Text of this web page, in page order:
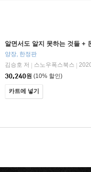
알면서도 알지 못하는 것들 +
양장, 한정판
김승호 저
스노우폭스북스
30,240원 (10% 할인)
카트에 넣기